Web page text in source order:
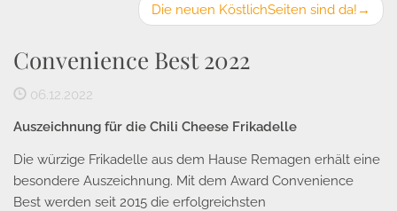
Die neuen KöstlichSeiten sind da! →
Convenience Best 2022
06.12.2022
Auszeichnung für die Chili Cheese Frikadelle
Die würzige Frikadelle aus dem Hause Remagen erhält eine
besondere Auszeichnung. Mit dem Award Convenience
Best werden seit 2015 die erfolgreichsten